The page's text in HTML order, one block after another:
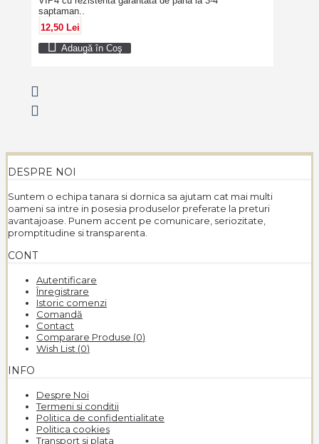
saptaman..
12,50 Lei
Adaugă în Coş
DESPRE NOI
Suntem o echipa tanara si dornica sa ajutam cat mai multi
oameni sa intre in posesia produselor preferate la preturi
avantajoase. Punem accent pe comunicare, seriozitate,
promptitudine si transparenta.
CONT
Autentificare
Înregistrare
Istoric comenzi
Comandă
Contact
Comparare Produse (0)
Wish List (0)
INFO
Despre Noi
Termeni si conditii
Politica de confidentialitate
Politica cookies
Transport si plata